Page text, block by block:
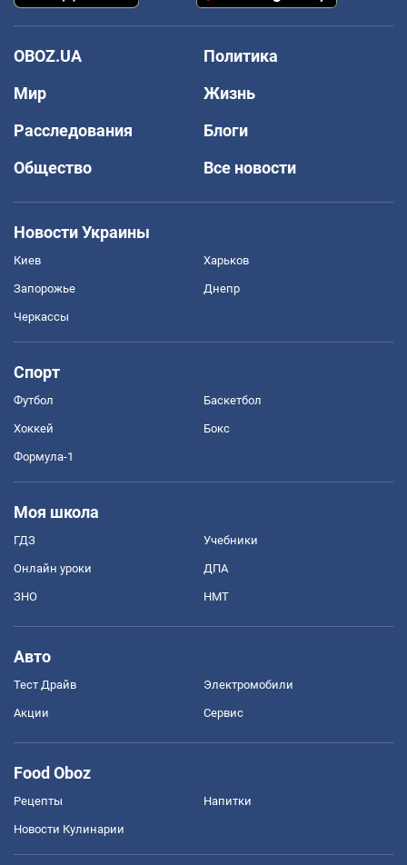
OBOZ.UA
Политика
Мир
Жизнь
Расследования
Блоги
Общество
Все новости
Новости Украины
Киев Харьков
Запорожье Днепр
Черкассы
Спорт
Футбол Баскетбол
Хоккей Бокс
Формула-1
Моя школа
ГДЗ Учебники
Онлайн уроки ДПА
ЗНО НМТ
Авто
Тест Драйв Электромобили
Акции Сервис
Food Oboz
Рецепты Напитки
Новости Кулинарии